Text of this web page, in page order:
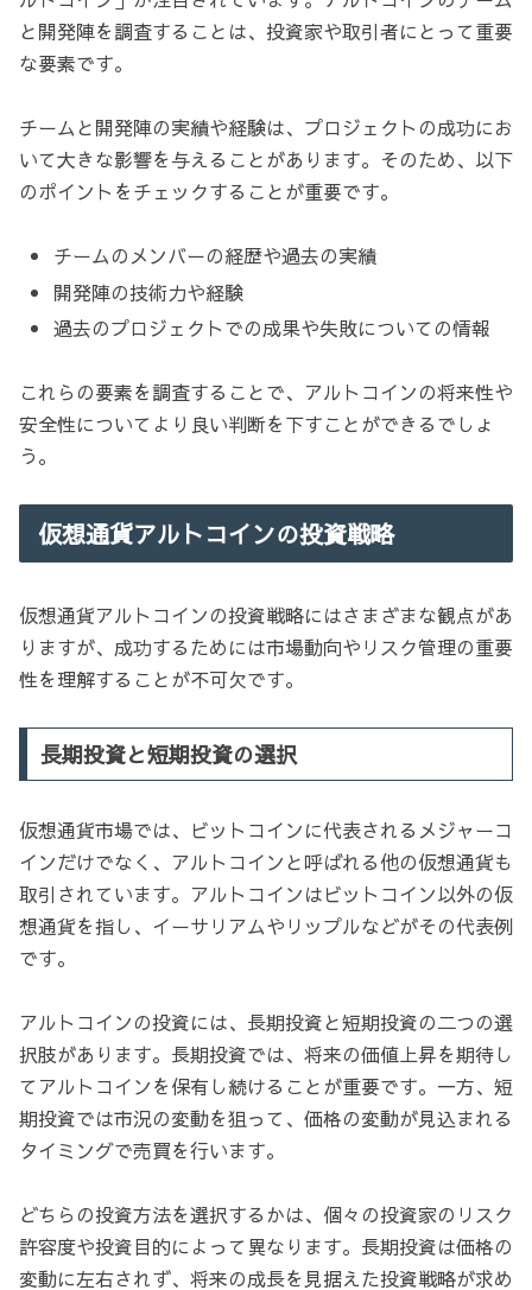
と開発陣を調査することは、投資家や取引者にとって重要
な要素です。
チームと開発陣の実績や経験は、プロジェクトの成功にお
いて大きな影響を与えることがあります。そのため、以下
のポイントをチェックすることが重要です。
チームのメンバーの経歴や過去の実績
開発陣の技術力や経験
過去のプロジェクトでの成果や失敗についての情報
これらの要素を調査することで、アルトコインの将来性や
安全性についてより良い判断を下すことができるでしょ
う。
仮想通貨アルトコインの投資戦略
仮想通貨アルトコインの投資戦略にはさまざまな観点があ
りますが、成功するためには市場動向やリスク管理の重要
性を理解することが不可欠です。
長期投資と短期投資の選択
仮想通貨市場では、ビットコインに代表されるメジャーコ
インだけでなく、アルトコインと呼ばれる他の仮想通貨も
取引されています。アルトコインはビットコイン以外の仮
想通貨を指し、イーサリアムやリップルなどがその代表例
です。
アルトコインの投資には、長期投資と短期投資の二つの選
択肢があります。長期投資では、将来の価値上昇を期待し
てアルトコインを保有し続けることが重要です。一方、短
期投資では市況の変動を狙って、価格の変動が見込まれる
タイミングで売買を行います。
どちらの投資方法を選択するかは、個々の投資家のリスク
許容度や投資目的によって異なります。長期投資は価格の
変動に左右されず、将来の成長を見据えた投資戦略が求め